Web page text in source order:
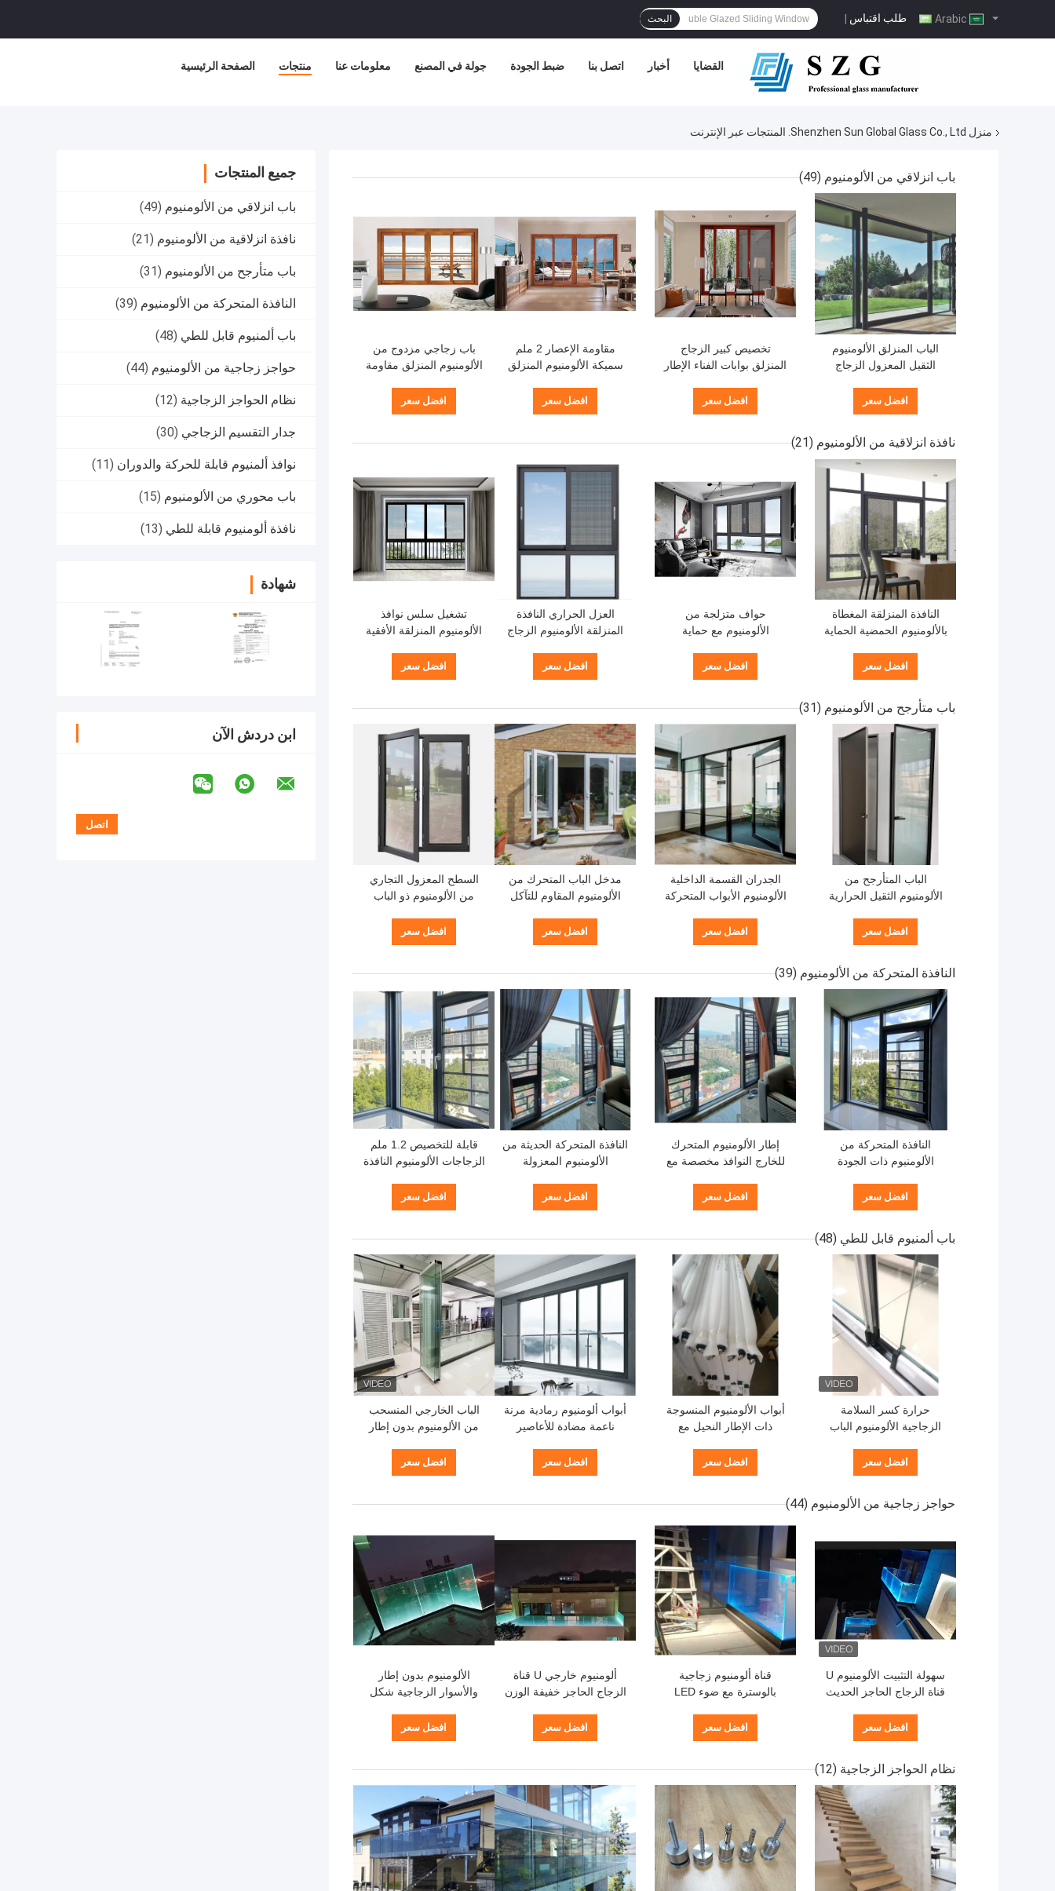
طلب اقتباس | البحث
الصفحة الرئيسية منتجات معلومات عنا جولة في المصنع ضبط الجودة اتصل بنا أخبار القضايا
منزل Shenzhen Sun Global Glass Co., Ltd. المنتجات عبر الإنترنت
جميع المنتجات
باب انزلاقي من الألومنيوم (49)
نافذة انزلاقية من الألومنيوم (21)
باب متأرجح من الألومنيوم (31)
النافذة المتحركة من الألومنيوم (39)
باب ألمنيوم قابل للطي (48)
حواجز زجاجية من الألومنيوم (44)
نظام الحواجز الزجاجية (12)
جدار التقسيم الزجاجي (30)
نوافذ ألمنيوم قابلة للحركة والدوران (11)
باب محوري من الألومنيوم (15)
نافذة ألومنيوم قابلة للطي (13)
شهادة
ابن دردش الآن
باب انزلاقي من الألومنيوم (49)
الباب المنزلق الألومنيوم
الثقيل المعزول الزجاج
للشرفة
افضل سعر
تخصيص كبير الزجاج
المنزلق بوابات الفناء الإطار
افضل سعر
مقاومة الإعصار 2 ملم
سميكة الألومنيوم المنزلق
المشدد
افضل سعر
باب زجاجي مزدوج من
الألومنيوم المنزلق مقاومة
الزلازل
افضل سعر
نافذة انزلاقية من الألومنيوم (21)
النافذة المنزلقة المغطاة
بالألومنيوم الحمضية الحماية
المنزلقة مزدوجة الزجاج
افضل سعر
حواف متزلجة من
الألومنيوم مع حماية
افضل سعر
العزل الحراري النافذة
المنزلقة الألومنيوم الزجاج
النافذة المنزلقة
افضل سعر
تشغيل سلس نوافذ
الألومنيوم المنزلقة الأفقية
افضل سعر
باب متأرجح من الألومنيوم (31)
الباب المتأرجح من
الألومنيوم الثقيل الحرارية
المتحرك من الألومنيوم
افضل سعر
الجدران القسمة الداخلية
الألومنيوم الأبواب المتحركة
افضل سعر
مدخل الباب المتحرك من
الألومنيوم المقاوم للتآكل
الألومنيوم
افضل سعر
السطح المعزول التجاري
من الألومنيوم ذو الباب
افضل سعر
النافذة المتحركة من الألومنيوم (39)
النافذة المتحركة من
الألومنيوم ذات الجودة
والزجاج العازل المشدّد
افضل سعر
إطار الألومنيوم المتحرك
للخارج النوافذ مخصصة مع
افضل سعر
النافذة المتحركة الحديثة من
الألومنيوم المعزولة
افضل سعر
قابلة للتخصيص 1.2 ملم
الزجاجات الألومنيوم النافذة
افضل سعر
باب ألمنيوم قابل للطي (48)
حرارة كسر السلامة
الزجاجية الألومنيوم الباب
الباب المطوي
افضل سعر
أبواب الألومنيوم المنسوجة
ذات الإطار النحيل مع
افضل سعر
أبواب ألومنيوم رمادية مرنة
ناعمة مضادة للأعاصير
افضل سعر
الباب الخارجي المنسحب
من الألومنيوم بدون إطار
الثنائي
افضل سعر
حواجز زجاجية من الألومنيوم (44)
سهولة التثبيت الألومنيوم U
قناة الزجاج الحاجز الحديث
افضل سعر
قناة ألومنيوم زجاجية
بالوسترة مع ضوء LED
افضل سعر
ألومنيوم خارجي U قناة
الزجاج الحاجز خفيفة الوزن
افضل سعر
الألومنيوم بدون إطار
والأسوار الزجاجية شكل
افضل سعر
نظام الحواجز الزجاجية (12)